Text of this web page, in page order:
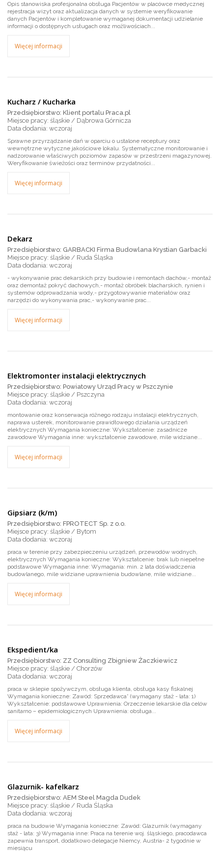
Opis stanowiska profesjonalna obsługa Pacjentów w placówce medycznej
rejestracja wizyt oraz aktualizacja danych w systemie weryfikowanie
danych Pacjentów i kompletowanie wymaganej dokumentacji udzielanie
informacji o dostępnych usługach oraz możliwościach...
Więcej informacji
Kucharz / Kucharka
Przedsiębiorstwo: Klient portalu Praca.pl
Miejsce pracy: śląskie / Dąbrowa Górnicza
wczoraj
Sprawne przyrządzanie dań w oparciu o ustalone receptury oraz
wewnętrzne wytyczne jakościowe lokalu. Systematyczne monitorowanie i
nadzorowanie właściwych poziomów zapasów w przestrzeni magazynowej.
Weryfikowanie świeżości oraz terminów przydatności...
Więcej informacji
Dekarz
Przedsiębiorstwo: GARBACKI Firma Budowlana Krystian Garbacki
Miejsce pracy: śląskie / Ruda Śląska
wczoraj
- wykonywanie prac dekarskich przy budowie i remontach dachów,- montaż
oraz demontaż pokryć dachowych,- montaż obróbek blacharskich, rynien i
systemów odprowadzania wody,- przygotowywanie materiałów oraz
narzędzi do wykonywania prac,- wykonywanie prac...
Więcej informacji
Elektromonter instalacji elektrycznych
Przedsiębiorstwo: Powiatowy Urząd Pracy w Pszczynie
Miejsce pracy: śląskie / Pszczyna
wczoraj
montowanie oraz konserwacja różnego rodzaju instalacji elektrycznych,
naprawa usterek, monitorowanie prawidłowego działania urządzeń
elektrycznych Wymagania konieczne: Wykształcenie: zasadnicze
zawodowe Wymagania inne: wykształcenie zawodowe, mile widziane...
Więcej informacji
Gipsiarz (k/m)
Przedsiębiorstwo: FPROTECT Sp. z o.o.
Miejsce pracy: śląskie / Bytom
wczoraj
praca w terenie przy zabezpieczeniu urządzeń, przewodów wodnych,
elektrycznych Wymagania konieczne: Wykształcenie: brak lub niepełne
podstawowe Wymagania inne: Wymagania: min. 2 lata doświadczenia
budowlanego, mile widziane uprawnienia budowlane, mile widziane...
Więcej informacji
Ekspedient/ka
Przedsiębiorstwo: ZZ Consulting Zbigniew Żaczkiewicz
Miejsce pracy: śląskie / Chorzów
wczoraj
praca w sklepie spożywczym, obsługa klienta, obsługa kasy fiskalnej
Wymagania konieczne: Zawód: Sprzedawca* (wymagany staż - lata: 1)
Wykształcenie: podstawowe Uprawnienia: Orzeczenie lekarskie dla celów
sanitarno – epidemiologicznych Uprawnienia: obsługa...
Więcej informacji
Glazurnik- kafelkarz
Przedsiębiorstwo: AEM Steel Magda Dudek
Miejsce pracy: śląskie / Ruda Śląska
wczoraj
praca na budowie Wymagania konieczne: Zawód: Glazurnik (wymagany
staż - lata: 3) Wymagania inne: Praca na terenie woj. śląskiego, pracodawca
zapewnia transport, dodatkowo delegacje Niemcy, Austria- 2 tygodnie w
miesiącu